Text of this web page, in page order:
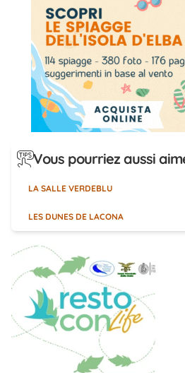
Vous pourriez aussi
LA SALLE VERDEBLU
LES DUNES DE LACONA